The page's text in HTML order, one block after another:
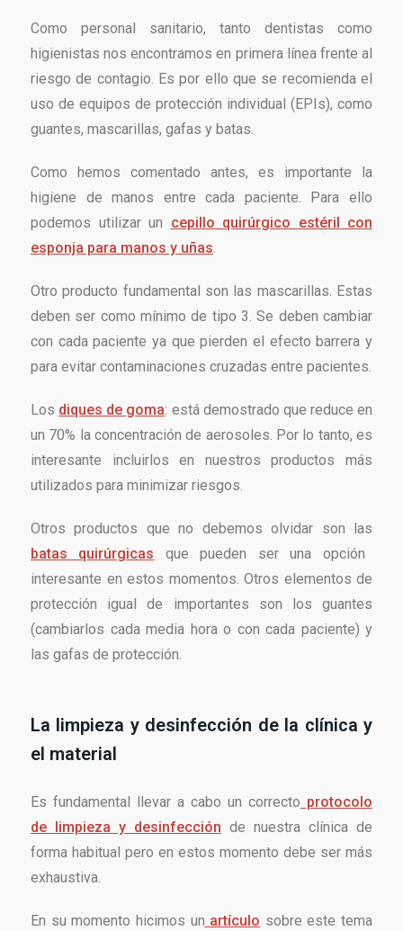
Como personal sanitario, tanto dentistas como
higienistas nos encontramos en primera línea frente al
riesgo de contagio. Es por ello que se recomienda el
uso de equipos de protección individual (EPIs), como
guantes, mascarillas, gafas y batas.
Como hemos comentado antes, es importante la
higiene de manos entre cada paciente. Para ello
podemos utilizar un cepillo quirúrgico estéril con
esponja para manos y uñas.
Otro producto fundamental son las mascarillas. Estas
deben ser como mínimo de tipo 3. Se deben cambiar
con cada paciente ya que pierden el efecto barrera y
para evitar contaminaciones cruzadas entre pacientes.
Los diques de goma: está demostrado que reduce en
un 70% la concentración de aerosoles. Por lo tanto, es
interesante incluirlos en nuestros productos más
utilizados para minimizar riesgos.
Otros productos que no debemos olvidar son las
batas quirúrgicas que pueden ser una opción
interesante en estos momentos. Otros elementos de
protección igual de importantes son los guantes
(cambiarlos cada media hora o con cada paciente) y
las gafas de protección.
La limpieza y desinfección de la clínica y
el material
Es fundamental llevar a cabo un correcto protocolo
de limpieza y desinfección de nuestra clínica de
forma habitual pero en estos momento debe ser más
exhaustiva.
En su momento hicimos un artículo sobre este tema